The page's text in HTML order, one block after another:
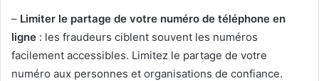
– Limiter le partage de votre numéro de téléphone en
ligne : les fraudeurs ciblent souvent les numéros
facilement accessibles. Limitez le partage de votre
numéro aux personnes et organisations de confiance.